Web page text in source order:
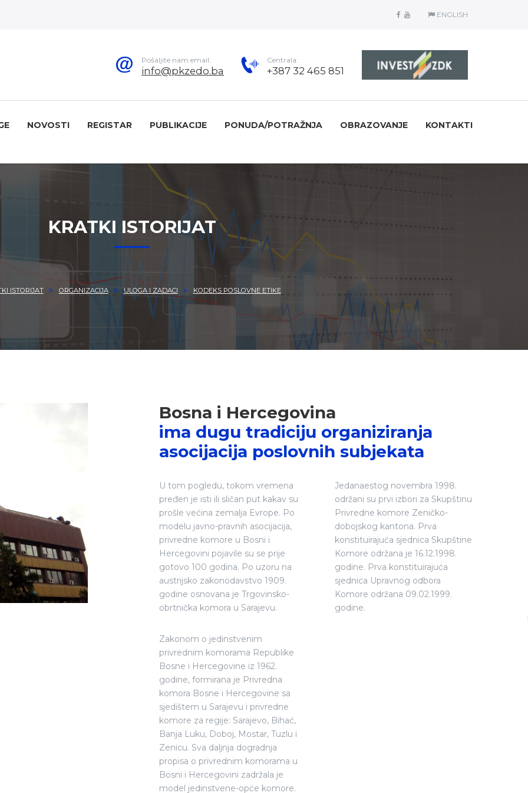
ENGLISH
Pošaljite nam email:
info@pkzedo.ba
Centrala:
+387 32 465 851
NOVOSTI REGISTAR PUBLIKACIJE PONUDA/POTRAŽNJA OBRAZOVANJE KONTAKTI
KRATKI ISTORIJAT
ISTORIJAT ORGANIZACIJA ULOGA I ZADACI KODEKS POSLOVNE ETIKE
Bosna i Hercegovina
ima dugu tradiciju organiziranja
asocijacija poslovnih subjekata
U tom pogledu, tokom vremena
pređen je isti ili sličan put kakav su
prošle većina zemalja Evrope. Po
modelu javno-pravnih asocijacija,
privredne komore u Bosni i
Hercegovini pojavile su se prije
gotovo 100 godina. Po uzoru na
austrijsko zakonodavstvo 1909.
godine osnovana je Trgovinsko-
obrtnička komora u Sarajevu.
Zakonom o jedinstvenim
privrednim komorama Republike
Bosne i Hercegovine iz 1962.
godine, formirana je Privredna
komora Bosne i Hercegovine sa
sjedištem u Sarajevu i privredne
komore za regije: Sarajevo, Bihać,
Banja Luku, Doboj, Mostar, Tuzlu i
Zenicu. Sva daljnja dogradnja
propisa o privrednim komorama u
Bosni i Hercegovini zadržala je
model jedinstvene-opće komore.
Jedanaestog novembra 1998.
održani su prvi izbori za Skupštinu
Privredne komore Zeničko-
dobojskog kantona. Prva
konstituirajuća sjednica Skupštine
Komore održana je 16.12.1998.
godine. Prva konstituirajuća
sjednica Upravnog odbora
Komore održana 09.02.1999.
godine.